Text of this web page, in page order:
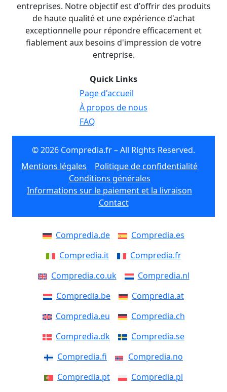
entreprises. Notre objectif est d'offrir des produits
de haute qualité et une expérience d'achat
exceptionnelle pour répondre efficacement et
fiablement aux besoins d'impression de votre
entreprise.
Quick Links
Page d'accueil
À propos de nous
FAQ
© 2026 Compredia.fr – All Rights Reserved.
Mentions légales
Politique de confidentialité
Conditions générales
Informations sur le paiement et la livraison
Contact
Compredia.de
Compredia.es
Compredia.it
Compredia.fr
Compredia.co.uk
Compredia.nl
Compredia.be
Compredia.at
Compredia.eu
Compredia.ch
Compredia.dk
Compredia.se
Compredia.fi
Compredia.no
Compredia.pt
Compredia.pl